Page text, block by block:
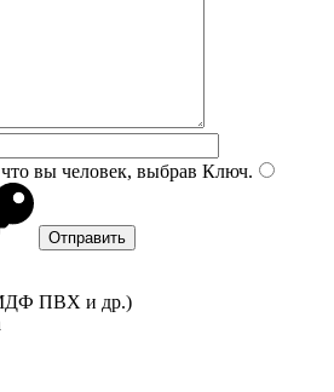
вы человек, выбрав Ключ.
ПВХ и др.)